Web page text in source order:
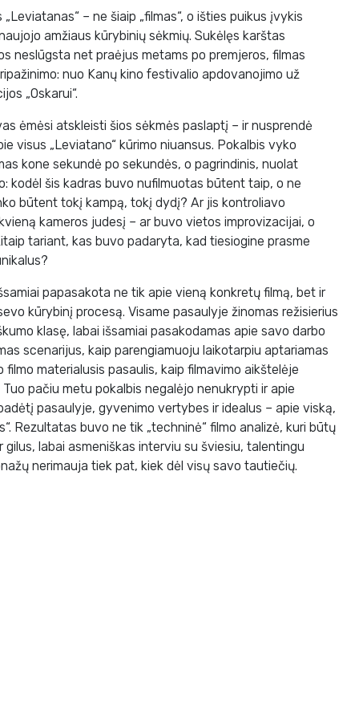
– ne šiaip „filmas“, o išties puikus įvykis
amžiaus kūrybinių sėkmių. Sukėlęs karštas
neslūgsta net praėjus metams po premjeros, filmas
nuo Kanų kino festivalio apdovanojimo už
„Oskarui“.
ėmėsi atskleisti šios sėkmės paslaptį – ir nusprendė
visus „Leviatano“ kūrimo niuansus. Pokalbis vyko
kone sekundė po sekundės, o pagrindinis, nuolat
kodėl šis kadras buvo nufilmuotas būtent taip, o ne
būtent tokį kampą, tokį dydį? Ar jis kontroliavo
kameros judesį – ar buvo vietos improvizacijai, o
tariant, kas buvo padaryta, kad tiesiogine prasme
papasakota ne tik apie vieną konkretų filmą, bet ir
kūrybinį procesą. Visame pasaulyje žinomas režisierius
klasę, labai išsamiai pasakodamas apie savo darbo
scenarijus, kaip parengiamuoju laikotarpiu aptariamas
filmo materialusis pasaulis, kaip filmavimo aikštelėje
pačiu metu pokalbis negalėjo nenukrypti ir apie
pasaulyje, gyvenimo vertybes ir idealus – apie viską,
Rezultatas buvo ne tik „techninė“ filmo analizė, kuri būtų
labai asmeniškas interviu su šviesiu, talentingu
nerimauja tiek pat, kiek dėl visų savo tautiečių.